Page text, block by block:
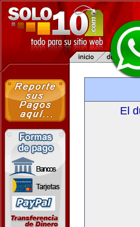
El